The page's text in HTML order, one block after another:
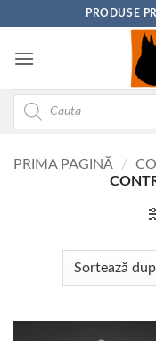
content
PRODUSE
Products
search
PRIMA PAGINĂ /